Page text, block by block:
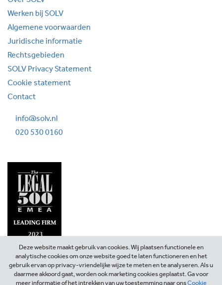
Werken bij SOLV
Algemene voorwaarden
Juridische informatie
Rechtsgebieden
SOLV Privacy Statement
Cookie statement
Contact
info@solv.nl
020 530 0160
Deze website maakt gebruik van cookies. Wij plaatsen functionele en
analytische cookies om onze website goed te laten functioneren en het
gebruik ervan op privacy-vriendelijke wijze te meten en te analyseren. Als u
daarmee akkoord gaat, worden ook marketing cookies geplaatst. Ga voor